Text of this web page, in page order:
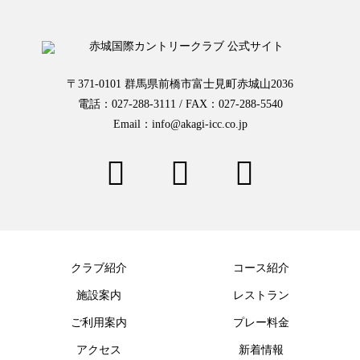
〒371-0101 群馬県前橋市富士見町赤城山2036
電話：027-288-3111 / FAX：027-288-5540
Email：info@akagi-icc.co.jp
クラブ紹介 コース紹介
施設案内 レストラン
ご利用案内 プレー料金
アクセス 新着情報